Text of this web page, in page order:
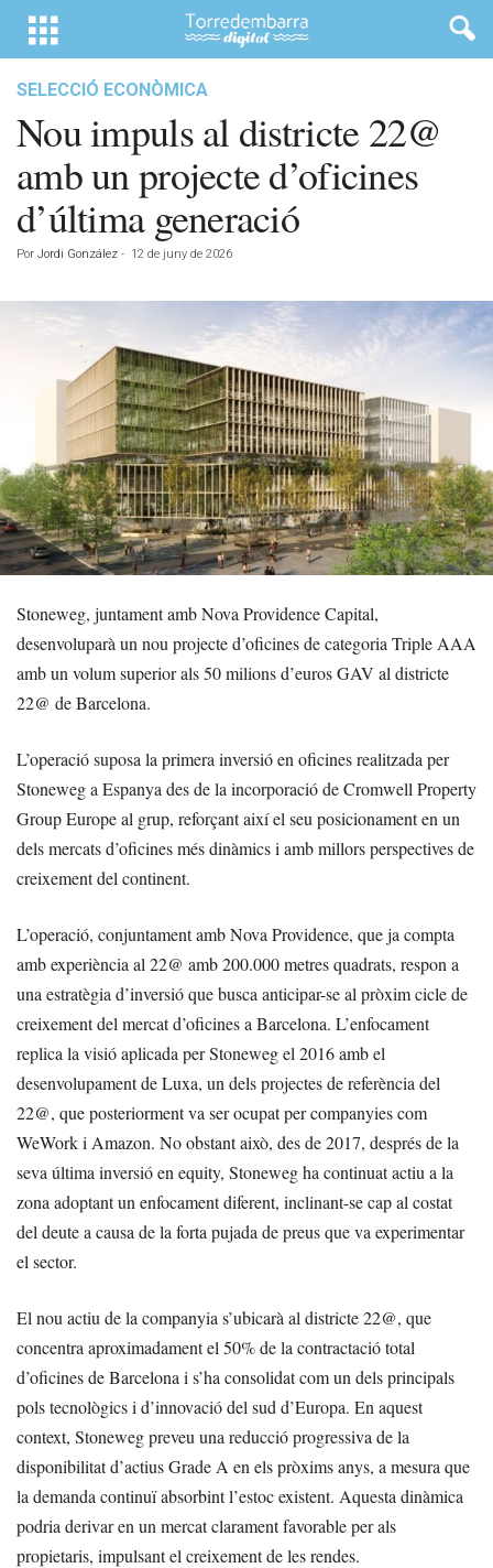
SELECCIÓ ECONÒMICA
Nou impuls al districte 22@
amb un projecte d’oficines
d’última generació
Por Jordi González - 12 de juny de 2026
Stoneweg, juntament amb Nova Providence Capital,
desenvoluparà un nou projecte d’oficines de categoria Triple AAA
amb un volum superior als 50 milions d’euros GAV al districte
22@ de Barcelona.
L’operació suposa la primera inversió en oficines realitzada per
Stoneweg a Espanya des de la incorporació de Cromwell Property
Group Europe al grup, reforçant així el seu posicionament en un
dels mercats d’oficines més dinàmics i amb millors perspectives de
creixement del continent.
L’operació, conjuntament amb Nova Providence, que ja compta
amb experiència al 22@ amb 200.000 metres quadrats, respon a
una estratègia d’inversió que busca anticipar-se al pròxim cicle de
creixement del mercat d’oficines a Barcelona. L’enfocament
replica la visió aplicada per Stoneweg el 2016 amb el
desenvolupament de Luxa, un dels projectes de referència del
22@, que posteriorment va ser ocupat per companyies com
WeWork i Amazon. No obstant això, des de 2017, després de la
seva última inversió en equity, Stoneweg ha continuat actiu a la
zona adoptant un enfocament diferent, inclinant-se cap al costat
del deute a causa de la forta pujada de preus que va experimentar
el sector.
El nou actiu de la companyia s’ubicarà al districte 22@, que
concentra aproximadament el 50% de la contractació total
d’oficines de Barcelona i s’ha consolidat com un dels principals
pols tecnològics i d’innovació del sud d’Europa. En aquest
context, Stoneweg preveu una reducció progressiva de la
disponibilitat d’actius Grade A en els pròxims anys, a mesura que
la demanda continuï absorbint l’estoc existent. Aquesta dinàmica
podria derivar en un mercat clarament favorable per als
propietaris, impulsant el creixement de les rendes.